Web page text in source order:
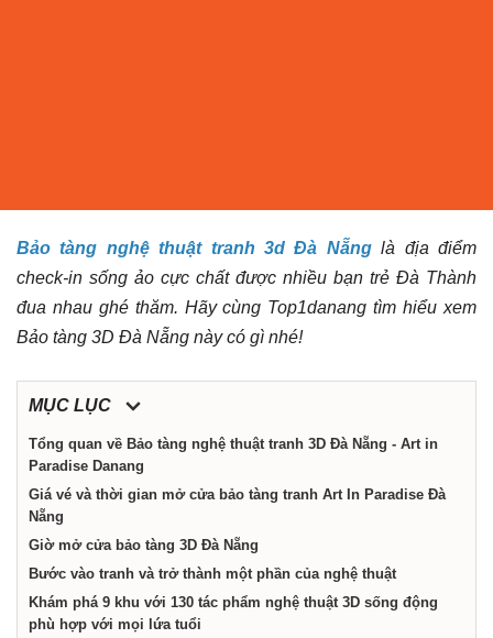
dịch
vụ
tại
Đà
Nẵng
Bảo tàng nghệ thuật tranh 3d Đà Nẵnglà địa điểm
check-in sống ảo cực chất được nhiều bạn trẻ Đà Thành
đua nhau ghé thăm. Hãy cùng Top1danang tìm hiểu xem
Bảo tàng 3D Đà Nẵng này có gì nhé!
MỤC LỤC
Tổng quan về Bảo tàng nghệ thuật tranh 3D Đà Nẵng - Art in
Paradise Danang
Giá vé và thời gian mở cửa bảo tàng tranh Art In Paradise Đà
Nẵng
Giờ mở cửa bảo tàng 3D Đà Nẵng
Bước vào tranh và trở thành một phần của nghệ thuật
Khám phá 9 khu với 130 tác phẩm nghệ thuật 3D sống động
phù hợp với mọi lứa tuổi